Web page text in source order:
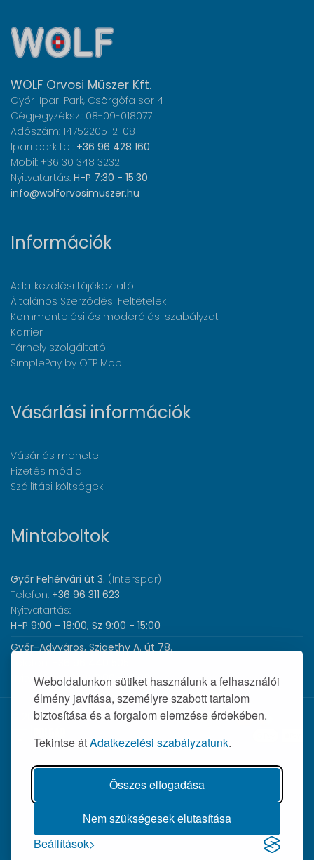
Weboldalunkon sütiket használunk a felhasználói
élmény javítása, személyre szabott tartalom
biztosítása és a forgalom elemzése érdekében.
Tekintse átAdatkezelési szabályzatunk.
Összes elfogadása
Nem szükségesek elutasítása
Beállítások
WOLF Orvosi Műszer Kft.
Győr-Ipari Park, Csörgőfa sor 4
Cégjegyzéksz.: 08-09-018077
Adószám: 14752205-2-08
Ipari park tel: +36 96 428 160
Mobil: +36 30 348 3232
Nyitvatartás: H-P 7:30 - 15:30
info@wolforvosimuszer.hu
Információk
Adatkezelési tájékoztató
Általános Szerződési Feltételek
Kommentelési és moderálási szabályzat
Karrier
Tárhely szolgáltató
SimplePay by OTP Mobil
Vásárlási információk
Vásárlás menete
Fizetés módja
Szállítási költségek
Mintaboltok
Győr Fehérvári út 3. (Interspar)
Telefon: +36 96 311 623
Nyitvatartás:
H-P 9:00 - 18:00, Sz 9:00 - 15:00
Győr-Adyváros, Szigethy A. út 78.
Telefon:
Nyitvatartás:H-P 8:00 - 17:00
© 2026 Wolf Orvosi Műszer Kft. |